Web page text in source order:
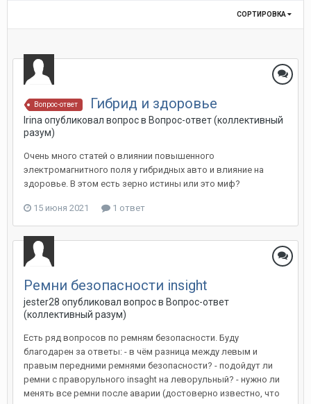
СОРТИРОВКА
Вопрос-ответ Гибрид и здоровье
Irina опубликовал вопрос в Вопрос-ответ (коллективный
разум)
Очень много статей о влиянии повышенного
электромагнитного поля у гибридных авто и влияние на
здоровье. В этом есть зерно истины или это миф?
15 июня 2021 1 ответ
Ремни безопасности insight
jester28 опубликовал вопрос в Вопрос-ответ
(коллективный разум)
Есть ряд вопросов по ремням безопасности. Буду
благодарен за ответы: - в чём разница между левым и
правым передними ремнями безопасности? - подойдут ли
ремни с праворульного insaght на леворульный? - нужно ли
менять все ремни после аварии (достоверно известно, что